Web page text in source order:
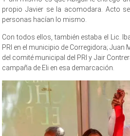
propio Javier se la acomodara. Acto
personas hacían lo mismo.
Con todos ellos, también estaba el Lic.
PRI en el municipio de Corregidora; Juan
del comité municipal del PRI y Jair
campaña de Eli en esa demarcación.